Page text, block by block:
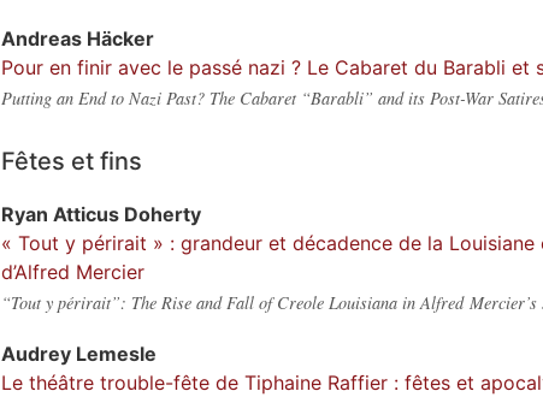
Andreas Häcker
Pour en finir avec le passé nazi ? Le Cabaret du Barabli et
Putting an End to Nazi Past? The Cabaret “Barabli” and its Post-War
Fêtes et fins
Ryan Atticus Doherty
« Tout y périrait » : grandeur et décadence de la
d’Alfred Mercier
“Tout y périrait”: The Rise and Fall of Creole Louisiana in Alfred Mercier’s
Audrey Lemesle
Le théâtre trouble-fête de Tiphaine Raffier : fêtes et